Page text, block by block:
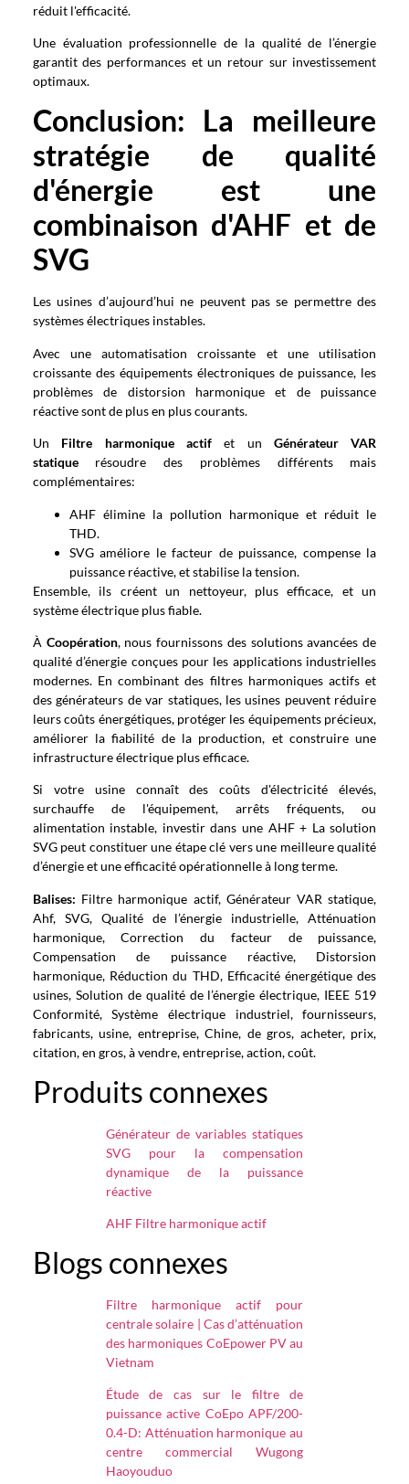
réduit l'efficacité.
Une évaluation professionnelle de la qualité de l’énergie
garantit des performances et un retour sur investissement
optimaux.
Conclusion: La meilleure
stratégie de qualité
d'énergie est une
combinaison d'AHF et de
SVG
Les usines d’aujourd’hui ne peuvent pas se permettre des
systèmes électriques instables.
Avec une automatisation croissante et une utilisation
croissante des équipements électroniques de puissance, les
problèmes de distorsion harmonique et de puissance
réactive sont de plus en plus courants.
Un Filtre harmonique actifet un Générateur VAR
statiquerésoudre des problèmes différents mais
complémentaires:
AHF élimine la pollution harmonique et réduit le
THD.
SVG améliore le facteur de puissance, compense la
puissance réactive, et stabilise la tension.
Ensemble, ils créent un nettoyeur, plus efficace, et un
système électrique plus fiable.
À Coopération, nous fournissons des solutions avancées de
qualité d’énergie conçues pour les applications industrielles
modernes. En combinant des filtres harmoniques actifs et
des générateurs de var statiques, les usines peuvent réduire
leurs coûts énergétiques, protéger les équipements précieux,
améliorer la fiabilité de la production, et construire une
infrastructure électrique plus efficace.
Si votre usine connaît des coûts d'électricité élevés,
surchauffe de l'équipement, arrêts fréquents, ou
alimentation instable, investir dans une AHF + La solution
SVG peut constituer une étape clé vers une meilleure qualité
d’énergie et une efficacité opérationnelle à long terme.
Balises: Filtre harmonique actif, Générateur VAR statique,
Ahf, SVG, Qualité de l’énergie industrielle, Atténuation
harmonique, Correction du facteur de puissance,
Compensation de puissance réactive, Distorsion
harmonique, Réduction du THD, Efficacité énergétique des
usines, Solution de qualité de l’énergie électrique, IEEE 519
Conformité, Système électrique industriel, fournisseurs,
fabricants, usine, entreprise, Chine, de gros, acheter, prix,
citation, en gros, à vendre, entreprise, action, coût.
Produits connexes
Générateur de variables statiques
SVG pour la compensation
dynamique de la puissance
réactive
AHF Filtre harmonique actif
Blogs connexes
Filtre harmonique actif pour
centrale solaire | Cas d’atténuation
des harmoniques CoEpower PV au
Vietnam
Étude de cas sur le filtre de
puissance active CoEpo APF/200-
0.4-D: Atténuation harmonique au
centre commercial Wugong
Haoyouduo